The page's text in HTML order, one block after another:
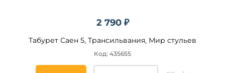
2 790 ₽
Табурет Саен 5, Трансильвания, Мир стульев
Код: 435655